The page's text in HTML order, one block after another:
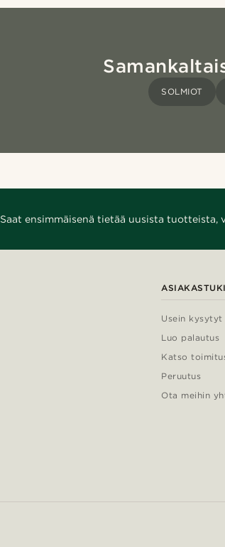
SOLMIOT
Saat ensimmäisenä tietää uusista
ASIAKASTUKI
Usein
Luo palautus
Katso
Peruutus
Ota meihin